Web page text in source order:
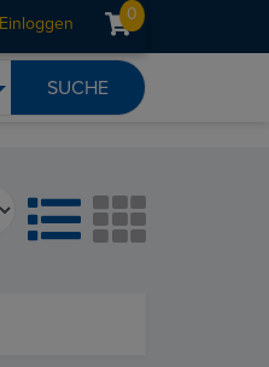
Einloggen
0